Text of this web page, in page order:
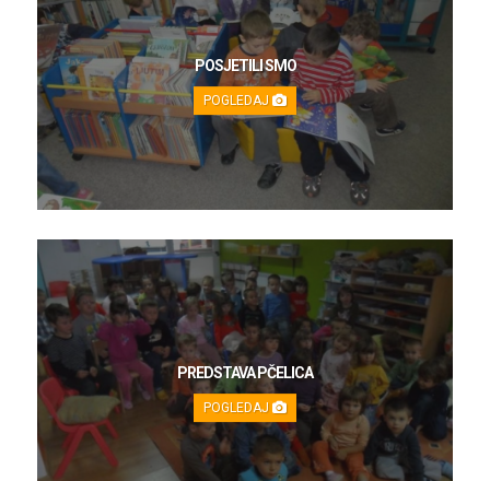
POSJETILI SMO
POGLEDAJ
PREDSTAVA PČELICA
POGLEDAJ